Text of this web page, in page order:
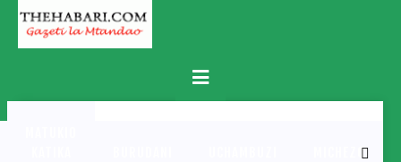
Skip
content
Primary
Menu
MICHEZO